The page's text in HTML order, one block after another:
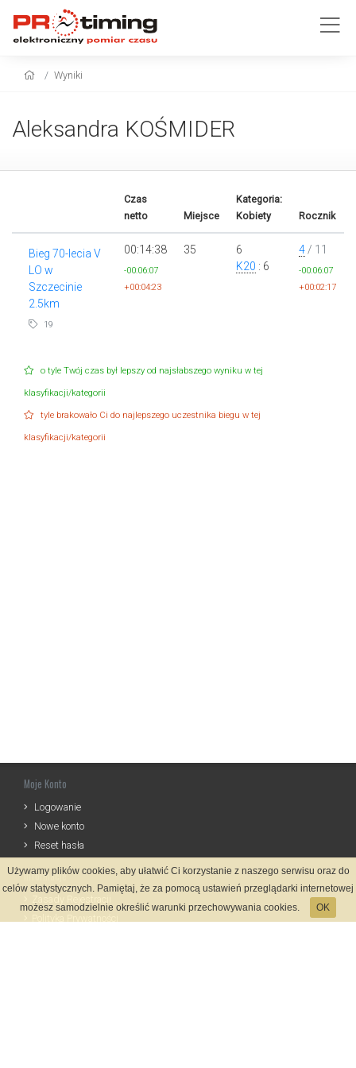
Wyniki
Aleksandra KOŚMIDER
Czas
netto
Miejsce
Kategoria:
Kobiety
Rocznik
Bieg 70-lecia V
LO w
Szczecinie
2.5km
19
00:14:38
-00:06:07
+00:04:23
35
6
K20 : 6
4 / 11
-00:06:07
+00:02:17
o tyle Twój czas był lepszy od najsłabszego wyniku w tej
klasyfikacji/kategorii
tyle brakowało Ci do najlepszego uczestnika biegu w tej
klasyfikacji/kategorii
Moje Konto
Logowanie
Nowe konto
Reset hasła
Informacje
Używamy plików cookies, aby ułatwić Ci korzystanie z naszego serwisu oraz do
celów statystycznych. Pamiętaj, że za pomocą ustawień przeglądarki internetowej
możesz samodzielnie określić warunki przechowywania cookies.
OK